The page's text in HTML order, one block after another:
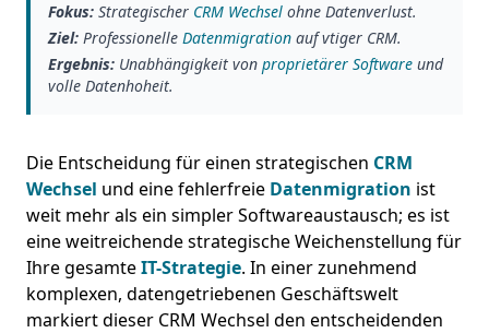
Fokus: Strategischer CRM Wechsel ohne Datenverlust.
Ziel: Professionelle Datenmigration auf vtiger CRM.
Ergebnis: Unabhängigkeit von proprietärer Software und
volle Datenhoheit.
Die Entscheidung für einen strategischen CRM
Wechsel und eine fehlerfreie Datenmigration ist
weit mehr als ein simpler Softwareaustausch; es ist
eine weitreichende strategische Weichenstellung für
Ihre gesamteIT-Strategie. In einer zunehmend
komplexen, datengetriebenen Geschäftswelt
markiert dieser CRM Wechsel den entscheidenden